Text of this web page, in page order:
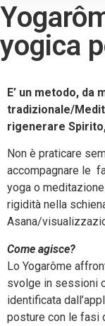
yogica
E’ un metodo, da
tradizionale/
rigenerare
Non è praticare
accompagnare le
yoga o
rigidità nella
Asana/
Come agisce?
Lo Yogarôme
svolge in sessioni
identificata
posture con le fasi